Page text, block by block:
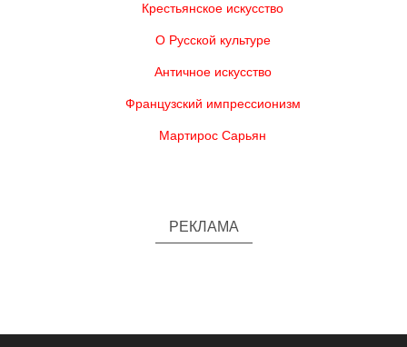
Крестьянское искусство
О Русской культуре
Античное искусство
Французский импрессионизм
Мартирос Сарьян
РЕКЛАМА